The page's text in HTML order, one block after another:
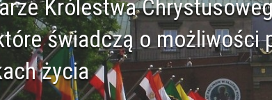
Królestwa
świadczą o możliwości
życia